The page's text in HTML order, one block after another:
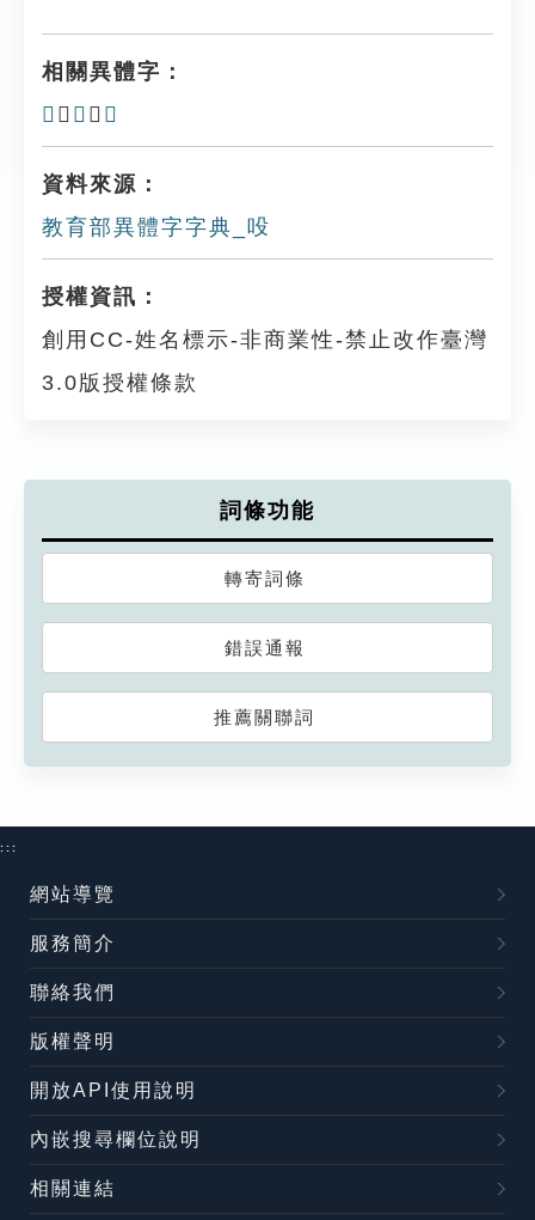
相關異體字：
𠱒 、 𡂛 、 𠱑
資料來源：
教育部異體字字典_吺
授權資訊：
創用CC-姓名標示-非商業性-禁止改作臺灣
3.0版授權條款
詞條功能
轉寄詞條
錯誤通報
推薦關聯詞
:::
網站導覽
服務簡介
聯絡我們
版權聲明
開放API使用說明
內嵌搜尋欄位說明
相關連結